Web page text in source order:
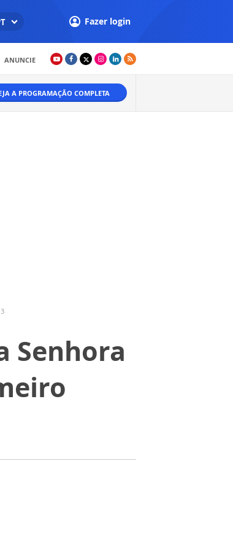
Fazer login
ANUNCIE
A PROGRAMAÇÃO COMPLETA
Senhora